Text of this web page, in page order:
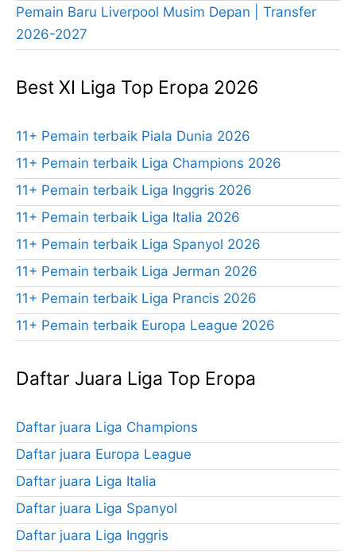
Pemain Baru Liverpool Musim Depan | Transfer
2026-2027
Best XI Liga Top Eropa 2026
11+ Pemain terbaik Piala Dunia 2026
11+ Pemain terbaik Liga Champions 2026
11+ Pemain terbaik Liga Inggris 2026
11+ Pemain terbaik Liga Italia 2026
11+ Pemain terbaik Liga Spanyol 2026
11+ Pemain terbaik Liga Jerman 2026
11+ Pemain terbaik Liga Prancis 2026
11+ Pemain terbaik Europa League 2026
Daftar Juara Liga Top Eropa
Daftar juara Liga Champions
Daftar juara Europa League
Daftar juara Liga Italia
Daftar juara Liga Spanyol
Daftar juara Liga Inggris